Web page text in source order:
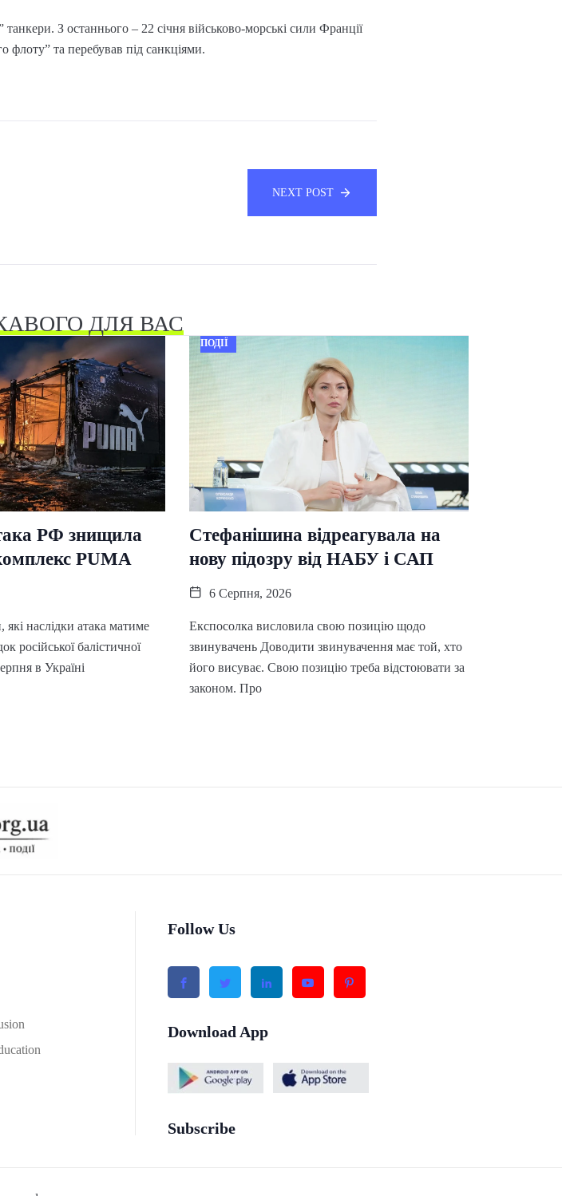
З останнього – 22 січня військово-морські сили Франції
флоту” та перебував під санкціями.
NEXT POST
ДЛЯ ВАС
РФ знищила
PUMA
які наслідки атака матиме
російської балістичної
в Україні
ПОДІЇ
Стефанішина відреагувала на
нову підозру від НАБУ і САП
6 Серпня, 2026
Експосолка висловила свою позицію щодо
звинувачень Доводити звинувачення має той, хто
його висуває. Свою позицію треба відстоювати за
законом. Про
Follow Us
Download App
Subscribe